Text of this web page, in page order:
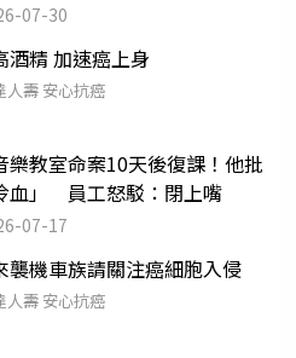
07-30
酒精 加速癌上身
人壽 安心抗癌
樂教室命案10天後復課！他批
血」 員工怒駁：閉上嘴
07-17
襲機車族請關注癌細胞入侵
人壽 安心抗癌